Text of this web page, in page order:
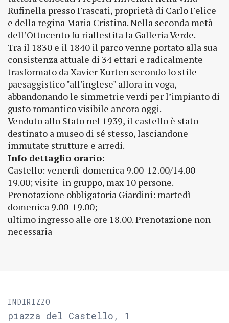
Rufinella presso Frascati, proprietà di Carlo Felice
e della regina Maria Cristina. Nella seconda metà
dell’Ottocento fu riallestita la Galleria Verde.
Tra il 1830 e il 1840 il parco venne portato alla sua
consistenza attuale di 34 ettari e radicalmente
trasformato da Xavier Kurten secondo lo stile
paesaggistico "all'inglese" allora in voga,
abbandonando le simmetrie verdi per l’impianto di
gusto romantico visibile ancora oggi.
Venduto allo Stato nel 1939, il castello è stato
destinato a museo di sé stesso, lasciandone
immutate strutture e arredi.
Info dettaglio orario:
Castello: venerdì-domenica 9.00-12.00/14.00-
19.00; visite in gruppo, max 10 persone.
Prenotazione obbligatoria Giardini: martedì-
domenica 9.00-19.00;
ultimo ingresso alle ore 18.00. Prenotazione non
necessaria
INDIRIZZO
piazza del Castello, 1